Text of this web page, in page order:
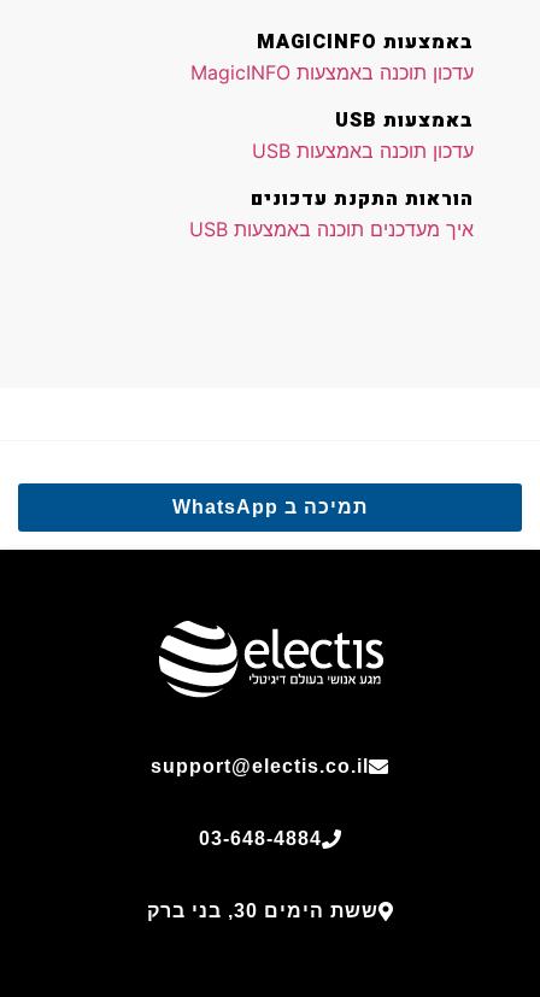
באמצעות MAGICINFO
עדכון תוכנה באמצעות MagicINFO
באמצעות USB
עדכון תוכנה באמצעות USB
הוראות התקנת עדכונים
איך מעדכנים תוכנה באמצעות USB
תמיכה ב WhatsApp
support@electis.co.il
03-648-4884
ששת הימים 30, בני ברק